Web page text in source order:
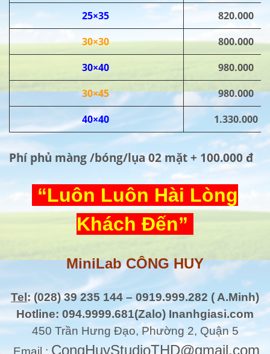
25×35
820.000
30×30
800.000
30×40
980.000
30×45
980.000
40×40
1.330.000
Phí phủ màng /bóng/lụa 02 mặt + 100.000 đ
“Luôn Luôn Hài Lòng
Khách Đến”
MiniLab CÔNG HUY
Tel: (028) 39 235 144 – 0919.999.282 ( A.Minh)
Hotline: 094.9999.681(Zalo) Inanhgiasi.com
450 Trần Hưng Đạo, Phường 2, Quận 5
Email : CongHuyStudioTHD@gmail.com